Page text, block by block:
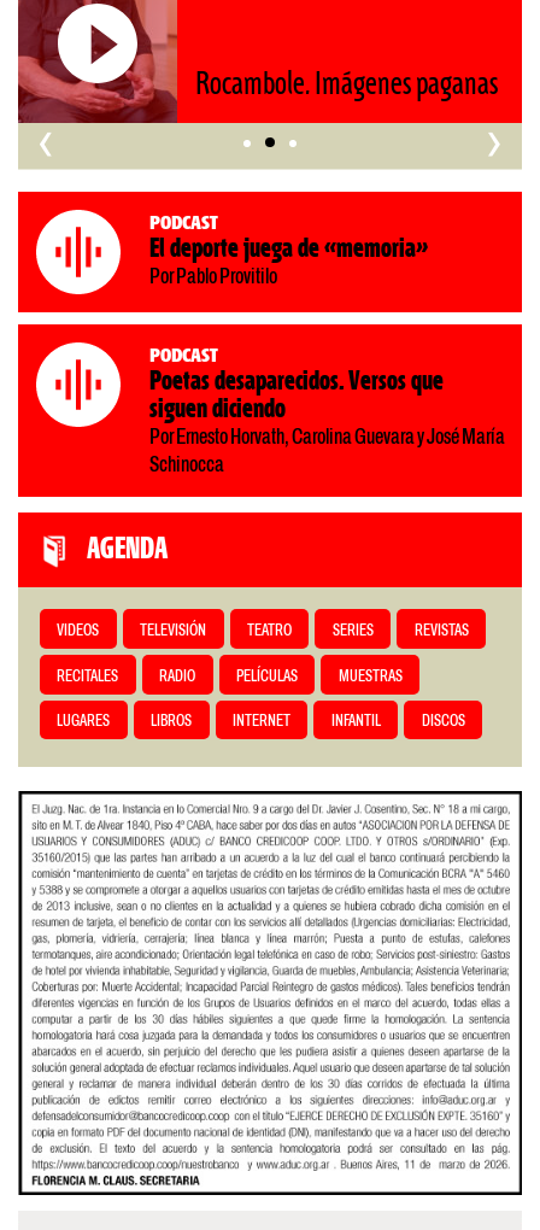
‹ ›
Podcast
El deporte juega de «memoria»
Por Pablo Provitilo
Podcast
Poetas desaparecidos. Versos que
siguen diciendo
Por Ernesto Horvath, Carolina Guevara y José María
Schinocca
AGENDA
VIDEOS TELEVISIÓN TEATRO SERIES REVISTAS
RECITALES RADIO PELÍCULAS MUESTRAS
LUGARES LIBROS INTERNET INFANTIL DISCOS